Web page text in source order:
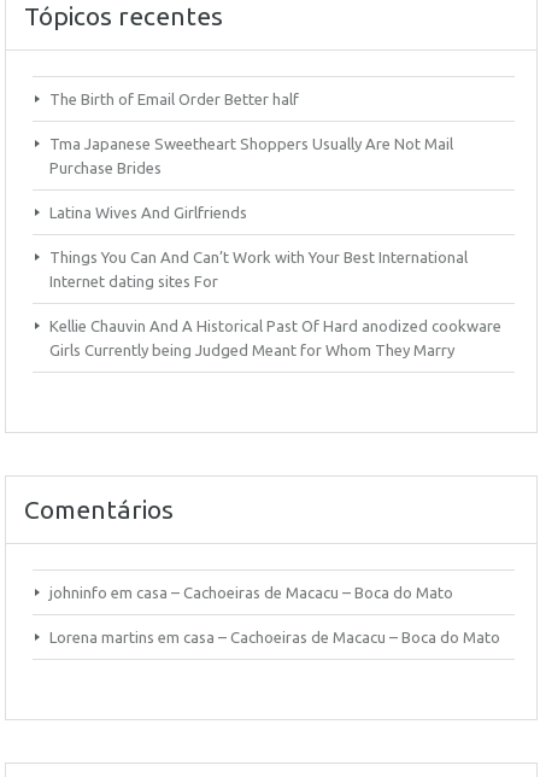
Tópicos recentes
The Birth of Email Order Better half
Tma Japanese Sweetheart Shoppers Usually Are Not Mail
Purchase Brides
Latina Wives And Girlfriends
Things You Can And Can’t Work with Your Best International
Internet dating sites For
Kellie Chauvin And A Historical Past Of Hard anodized cookware
Girls Currently being Judged Meant for Whom They Marry
Comentários
johninfo em casa – Cachoeiras de Macacu – Boca do Mato
Lorena martins em casa – Cachoeiras de Macacu – Boca do Mato